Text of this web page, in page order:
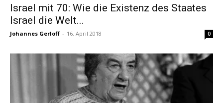
Israel mit 70: Wie die Existenz des Staates
Israel die Welt...
Johannes Gerloff - 16. April 2018 0